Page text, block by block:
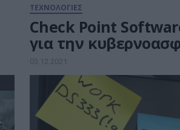
ΤΕΧΝΟΛΟΓΙΕΣ
Check Point
για την
03.12.2021